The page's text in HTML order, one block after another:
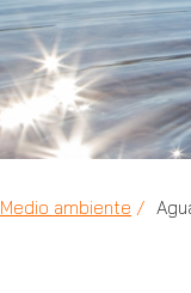
Medio ambiente